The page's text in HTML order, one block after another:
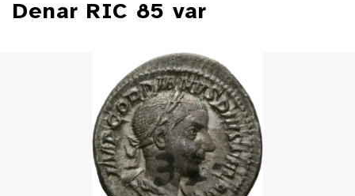
Denar RIC 85 var